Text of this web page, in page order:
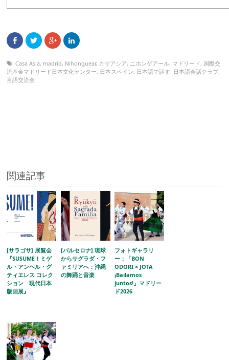
Casa Asia, madrid, Nihonguear, カサアシア, ニホンゲアール, マドリード, 国際交
流基金マドリード日本文化センター, 日本スペイン, 日本語で話す, 日本語会話クラブ,
言語交流会
関連記事
[サラゴサ] 展覧会
『SUSUME！ミゲ
ル・アンヘル・グ
ティエレス コレク
ション 現代日本
版画展』
[バルセロナ] 琉球
からサグラダ・フ
ァミリアへ：沖縄
の舞踊と音楽
フォトギャラリ
ー：「BON
ODORI × JOTA
¡Bailamos
juntos!」マドリー
ド2026